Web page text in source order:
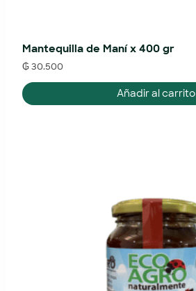
Mantequilla de Maní x 400 gr
₲30.500
Añadir al carrito